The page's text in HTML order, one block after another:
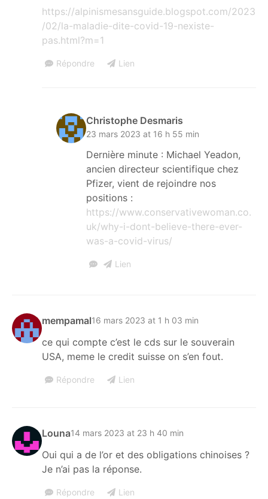
https://alpinismesansguide.blogspot.com/2023
/02/la-maladie-dite-covid-19-nexiste-
pas.html?m=1
Répondre Lien
Christophe Desmaris
23 mars 2023 at 16 h 55 min
Dernière minute : Michael Yeadon,
ancien directeur scientifique chez
Pfizer, vient de rejoindre nos
positions :
https://www.conservativewoman.co.
uk/why-i-dont-believe-there-ever-
was-a-covid-virus/
Lien
mempamal16 mars 2023 at 1 h 03 min
ce qui compte c’est le cds sur le souverain
USA, meme le credit suisse on s’en fout.
Répondre Lien
Louna14 mars 2023 at 23 h 40 min
Oui qui a de l’or et des obligations chinoises ?
Je n’ai pas la réponse.
Répondre Lien